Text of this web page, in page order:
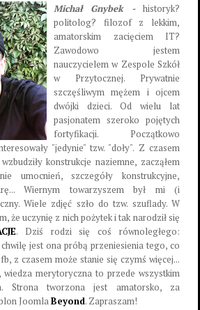
Michał Gnybek - historyk?
politolog? filozof z lekkim,
amatorskim zacięciem IT?
Zawodowo jestem
nauczycielem w Zespole Szkół
w Przytocznej. Prywatnie
szczęśliwym mężem i ojcem
dwójki dzieci. Od wielu lat
pasjonatem szeroko pojętych
fortyfikacji. Początkowo
"jedynie" tzw. "doły". Z czasem
konstrukcje naziemne, zacząłem
umocnień, szczegóły konstrukcyjne,
Wiernym towarzyszem był mi (i
Wiele zdjęć szło do tzw. szuflady. W
że uczynię z nich pożytek i tak narodził się
. Dziś rodzi się coś równoległego:
jest ona próbą przeniesienia tego, co
z czasem może stanie się czymś więcej...
wiedza merytoryczna to przede wszystkim
Strona tworzona jest amatorsko, za
JoomlaBeyond. Zapraszam!